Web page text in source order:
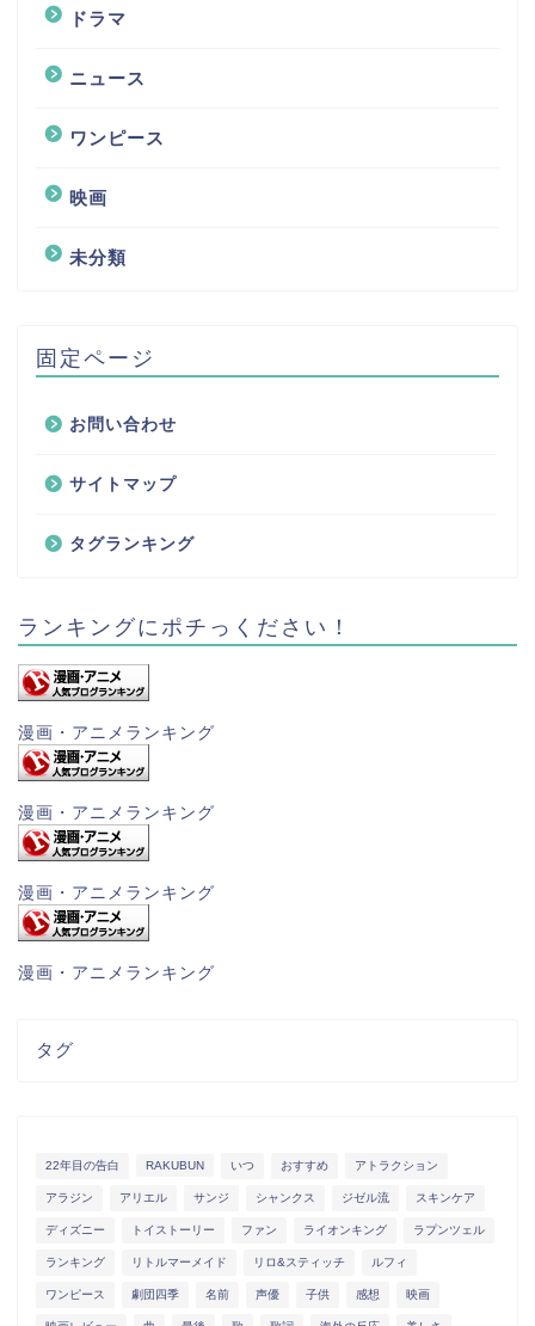
ドラマ
ニュース
ワンピース
映画
未分類
固定ページ
お問い合わせ
サイトマップ
タグランキング
ランキングにポチっください！
漫画・アニメランキング
漫画・アニメランキング
漫画・アニメランキング
漫画・アニメランキング
タグ
22年目の告白 RAKUBUN いつ おすすめ アトラクション
アラジン アリエル サンジ シャンクス ジゼル流 スキンケア
ディズニー トイストーリー ファン ライオンキング ラプンツェル
ランキング リトルマーメイド リロ&スティッチ ルフィ
ワンピース 劇団四季 名前 声優 子供 感想 映画